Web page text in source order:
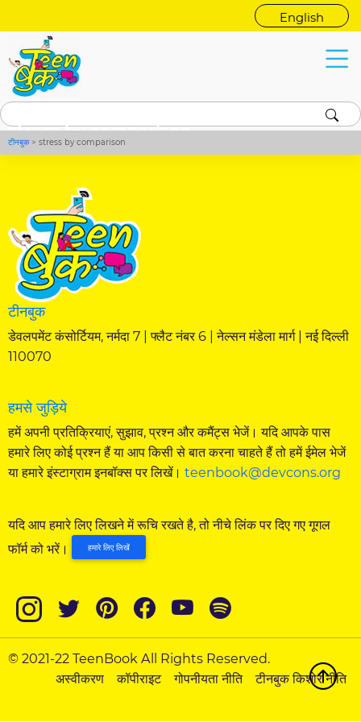
English
stress by comparison
टीनबुक>stress by comparison
टीनबुक
डेवलपमेंट कंसोर्टियम, नर्मदा 7 | फ्लैट नंबर 6 | नेल्सन मंडेला मार्ग | नई दिल्ली
110070
हमसे जुड़िये
हमें अपनी प्रतिक्रियाएं, सुझाव, प्रश्न और कमैंट्स भेजें। यदि आपके पास
हमारे लिए कोई प्रश्न हैं या आप किसी से बात करना चाहते हैं तो हमें ईमेल भेजें
या हमारे इंस्टाग्राम इनबॉक्स पर लिखें।teenbook@devcons.org
यदि आप हमारे लिए लिखने में रूचि रखते है, तो नीचे लिंक पर दिए गए गूगल
फॉर्म को भरें।
हमारे लिए लिखें
© 2021-22 TeenBook All Rights Reserved.
अस्वीकरण
कॉपीराइट गोपनीयता नीति टीनबुक किशोर नीति